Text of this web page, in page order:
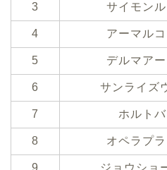
3 サイモン
4 アーマルコ
5 デルマア
6 サンライズ
7 ホルト
8 オペラプラ